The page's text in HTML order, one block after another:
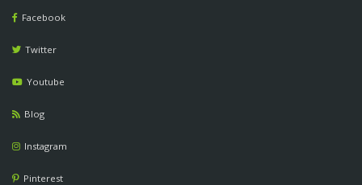
Facebook
Twitter
Youtube
Blog
Instagram
Pinterest